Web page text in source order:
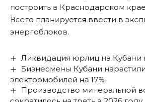
построить в Краснодарском крае
Всего планируется ввести в
энергоблоков.
Ликвидация юрлиц на Кубани
Бизнесмены Кубани
электромобилей на 17%
Производство минеральной